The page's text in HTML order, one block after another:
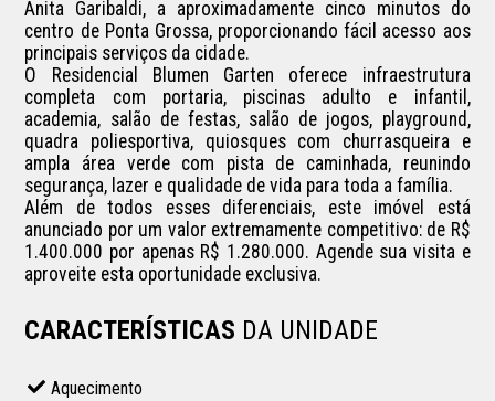
Anita Garibaldi, a aproximadamente cinco minutos do
centro de Ponta Grossa, proporcionando fácil acesso aos
principais serviços da cidade.
O Residencial Blumen Garten oferece infraestrutura
completa com portaria, piscinas adulto e infantil,
academia, salão de festas, salão de jogos, playground,
quadra poliesportiva, quiosques com churrasqueira e
ampla área verde com pista de caminhada, reunindo
segurança, lazer e qualidade de vida para toda a família.
Além de todos esses diferenciais, este imóvel está
anunciado por um valor extremamente competitivo: de R$
1.400.000 por apenas R$ 1.280.000. Agende sua visita e
aproveite esta oportunidade exclusiva.
CARACTERÍSTICAS DA UNIDADE
Aquecimento